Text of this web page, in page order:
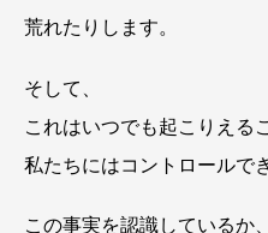
荒れたりします。
そして、
これはいつでも起こりえる
私たちにはコントロールで
この事実を認識しているか